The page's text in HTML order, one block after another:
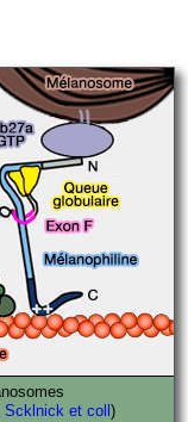
Scklnick et coll )